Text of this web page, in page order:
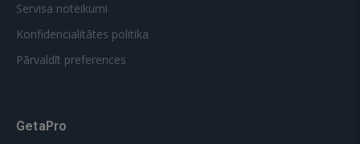
Servisa noteikumi
Konfidencialitātes politika
Pārvaldīt preferences
GetaPro